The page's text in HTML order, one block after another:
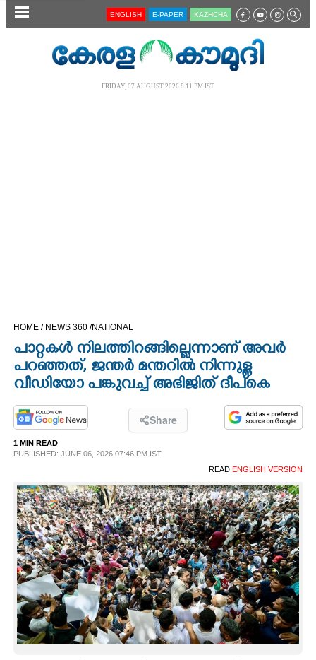
SECTIONS
CINEMA
OPINION
PHOTOS
LIFESTYLE
SPIRITUAL
INFO+
ART
ASTRO
ENGLISH E-PAPER KĀZHCHA
FRIDAY, 07 AUGUST 2026 8.11 PM IST
HOME / NEWS 360 /NATIONAL
പാറ്റകൾ നിലത്തിറങ്ങില്ലെന്നാണ് അവർ
പറഞ്ഞത്, ജന്തർ മന്തറിൽ നിന്നുള്ള
വീഡിയോ പങ്കുവച്ച് അഭിജിത് ദീപ്കെ
Share
1 MIN READ
PUBLISHED: JUNE 06, 2026 07:46 PM IST
READ ENGLISH VERSION